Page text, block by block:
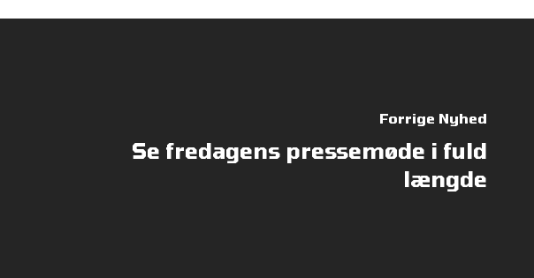
Forrige Nyhed
Se fredagens pressemøde i fuld
længde